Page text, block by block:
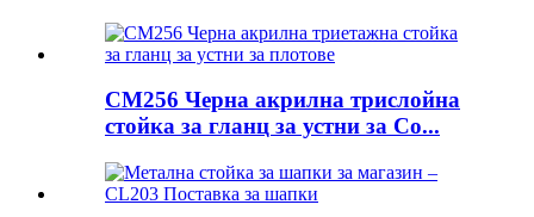
CM256 Черна акрилна трислойна
стойка за гланц за устни за Co...